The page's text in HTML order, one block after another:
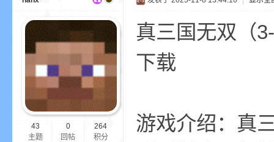
43
主题
0
回帖
264
积分
真三国无双（
下
游戏介绍：真